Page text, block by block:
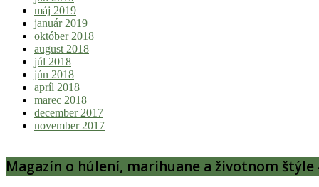
máj 2019
január 2019
október 2018
august 2018
júl 2018
jún 2018
apríl 2018
marec 2018
december 2017
november 2017
Magazín o húlení, marihuane a životnom štýle